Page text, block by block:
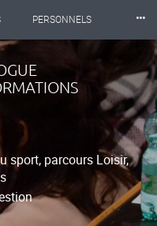
PERSONNELS
BIBLIOTHÈQUES
⸱⸱⸱
sport, parcours Loisir,